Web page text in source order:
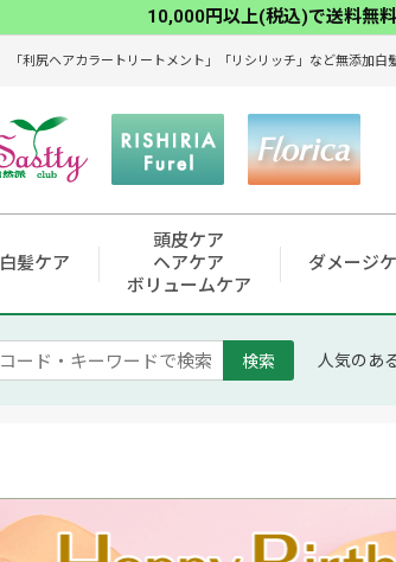
10,000円以上(税込)で送料無料
「利尻ヘアカラートリートメント」「リシリッチ」など無添加
白髪ケア
頭皮ケア
ヘアケア
ボリュームケア
ダメージ
検索 人気のあ